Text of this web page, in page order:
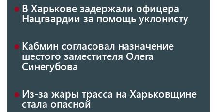
В Харькове задержали офицера
Нацгвардии за помощь уклонисту
Кабмин согласовал назначение
шестого заместителя Олега
Синегубова
Из-за жары трасса на Харьковщине
стала опасной